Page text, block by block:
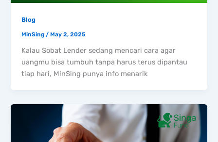
Blog
MinSing/May 2, 2025
Kalau Sobat Lender sedang mencari cara agar
uangmu bisa tumbuh tanpa harus terus dipantau
tiap hari, MinSing punya info menarik